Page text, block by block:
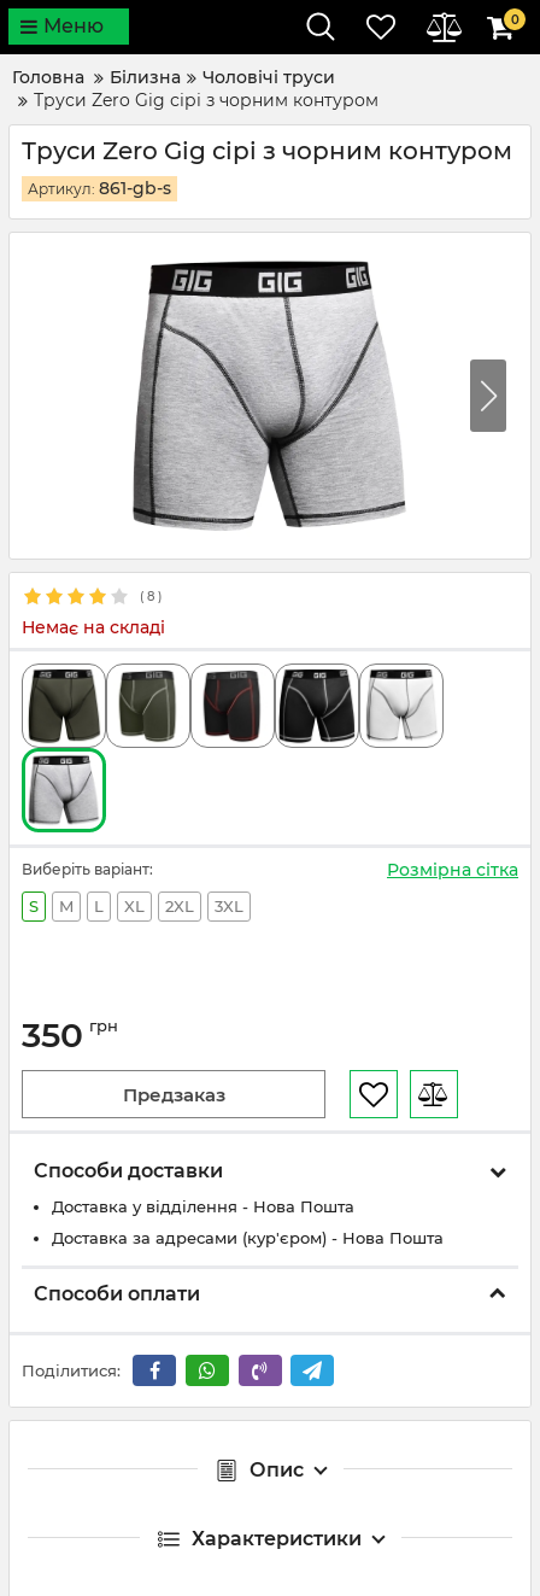
Меню 0
Головна Білизна
Чоловічі труси
Труси Zero Gig сірі з чорним контуром
Труси Zero Gig сірі з чорним контуром
Артикул: 861-gb-s
( 8 )
Немає на складі
Виберіть варіант:
S M L XL 2XL 3XL
Розмірна сітка
350 грн
Предзаказ
Способи доставки
Доставка у відділення - Нова Пошта
Доставка за адресами (кур'єром) - Нова Пошта
Способи оплати
Поділитися:
Опис
Характеристики